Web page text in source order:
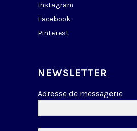
Instagram
Facebook
Pinterest
NEWSLETTER
Adresse de messagerie